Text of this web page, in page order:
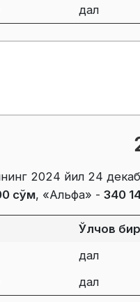
дал
2024 йил 24
сўм, «Альфа» - 340
Ўлчов
дал
дал